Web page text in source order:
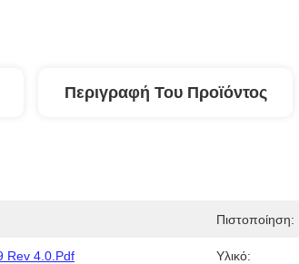
Περιγραφή Του Προϊόντος
Πιστοποίηση:
Rev 4.0.pdf Υλικό: